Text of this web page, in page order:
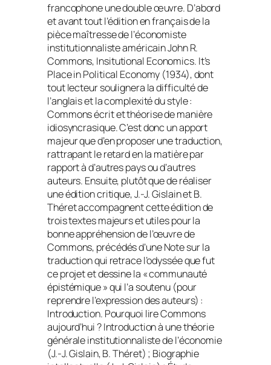
francophone une double œuvre. D’abord
et avant tout l’édition en français de la
pièce maîtresse de l’économiste
institutionnaliste américain John R.
Commons, Insitutional Economics. It’s
Place in Political Economy (1934), dont
tout lecteur soulignera la difficulté de
l’anglais et la complexité du style :
Commons écrit et théorise de manière
idiosyncrasique. C’est donc un apport
majeur que d’en proposer une traduction,
rattrapant le retard en la matière par
rapport à d’autres pays ou d’autres
auteurs. Ensuite, plutôt que de réaliser
une édition critique, J.-J. Gislain et B.
Théret accompagnent cette édition de
trois textes majeurs et utiles pour la
bonne appréhension de l’œuvre de
Commons, précédés d’une Note sur la
traduction qui retrace l’odyssée que fut
ce projet et dessine la « communauté
épistémique » qui l’a soutenu (pour
reprendre l’expression des auteurs) :
Introduction. Pourquoi lire Commons
aujourd’hui ? Introduction à une théorie
générale institutionnaliste de l’économie
(J.-J. Gislain, B. Théret) ; Biographie